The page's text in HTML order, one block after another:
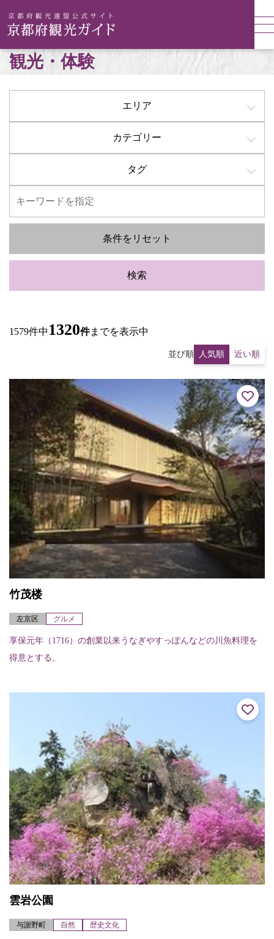
観光・体験
エリア
カテゴリー
タグ
条件をリセット
検索
1579件中 1320件までを表示中
並び順 人気順 近い順
竹茂楼
左京区 グルメ
享保元年（1716）の創業以来うなぎやすっぽんなどの川魚料理を
得意とする。
雲岩公園
与謝野町 自然 歴史文化